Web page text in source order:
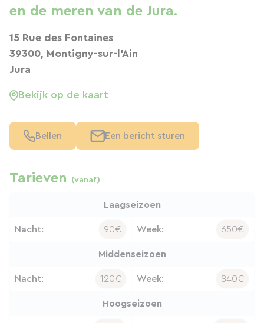
en de meren van de Jura.
15 Rue des Fontaines
39300, Montigny-sur-l'Ain
Jura
Bekijk op de kaart
Bellen Een bericht sturen
Tarieven (vanaf)
Laagseizoen
Nacht: 90€ Week: 650€
Middenseizoen
Nacht: 120€ Week: 840€
Hoogseizoen